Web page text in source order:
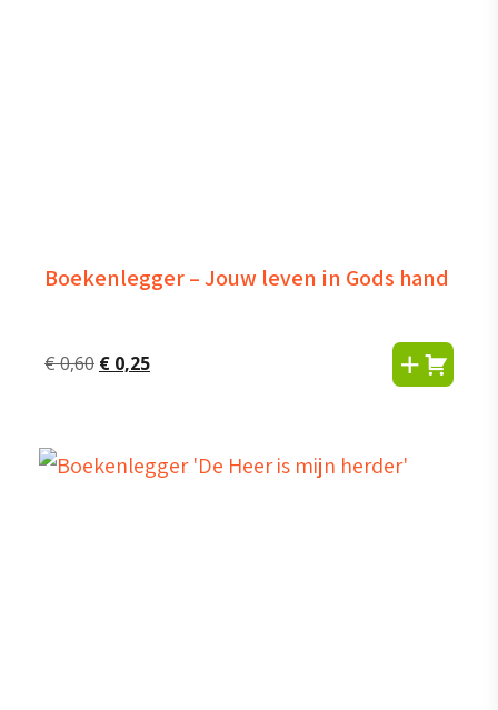
Boekenlegger – Jouw leven in Gods hand
€0,60 Oorspronkelijke
€ 0,25Huidige